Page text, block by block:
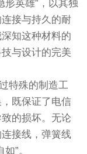
形英雄”，以其独
接与持久的耐
知这种材料的
与设计的完美
特殊的制造工
既保证了电信
的损坏。无论
接线，弹簧线
”。